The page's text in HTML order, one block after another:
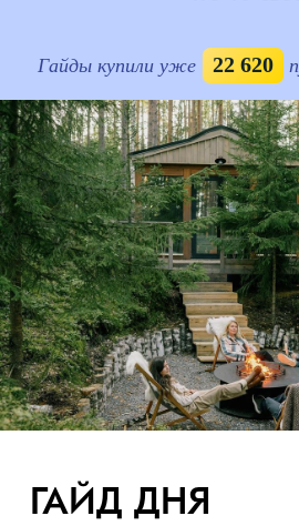
Гайды купили уже 22 620
ГАЙД ДНЯ